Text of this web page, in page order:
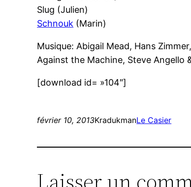
Slug (Julien)
Schnouk (Marin)
Musique: Abigail Mead, Hans
Against the Machine, Steve Angello
[download id= »104″]
février 10, 2013KradukmanLe Casier